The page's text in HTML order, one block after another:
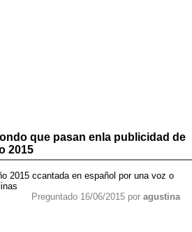
que pasan enla publicidad de
2015
2015 ccantada en español por una voz o
Preguntado 16/06/2015 por agustina